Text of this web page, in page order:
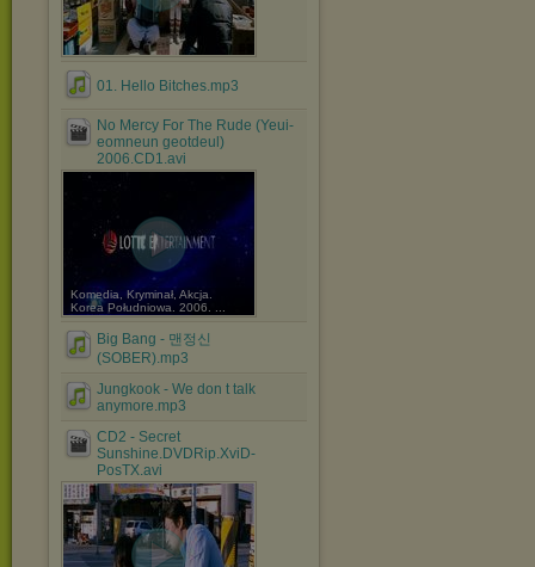
01. Hello Bitches.mp3
No Mercy For The Rude (Yeui-
eomneun geotdeul)
2006.CD1.avi
Komedia, Kryminał, Akcja.
Korea Południowa. 2006. ...
Big Bang - 맨정신
(SOBER).mp3
Jungkook - We don t talk
anymore.mp3
CD2 - Secret
Sunshine.DVDRip.XviD-
PosTX.avi